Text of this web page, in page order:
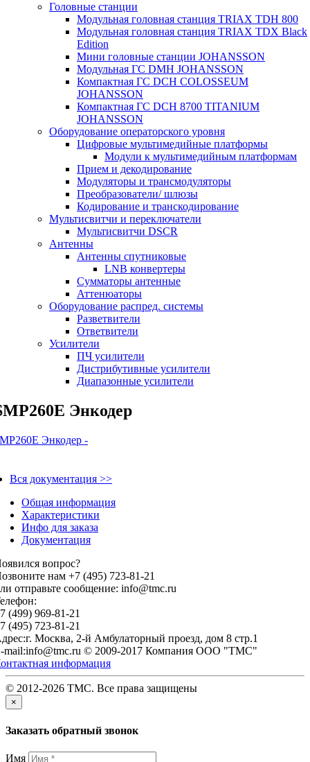
Головные станции
Модульная головная станция TRIAX TDH 800
Модульная головная станция TRIAX TDX Black
Edition
Мини головные станции JOHANSSON
Модульная ГС DMH JOHANSSON
Компактная ГС DCH COLOSSEUM
JOHANSSON
Компактная ГС DCH 8700 TITANIUM
JOHANSSON
Оборудование операторского уровня
Цифровые мультимедийные платформы
Модули к мультимедийным платформам
Прием и декодирование
Модуляторы и трансмодуляторы
Преобразователи/ шлюзы
Кодирование и транскодирование
Мультисвитчи и переключатели
Мультисвитчи DSCR
Антенны
Антенны спутниковые
LNB конвертеры
Сумматоры антенные
Аттенюаторы
Оборудование распред. системы
Разветвители
Ответвители
Усилители
ПЧ усилители
Дистрибутивные усилители
Диапазонные усилители
Энкодер
Вся документация >>
Общая информация
Характеристики
Инфо для заказа
Документация
вопрос?
нам +7 (495) 723-81-21
отправьте сообщение: info@tmc.ru
(499) 969-81-21
(495) 723-81-21
Москва, 2-й Амбулаторный проезд, дом 8 стр.1
mail:info@tmc.ru © 2009-2017 Компания OOO "TMC"
информация
© 2012-2026 TMC. Все права защищены
×
Заказать обратный звонок
Имя